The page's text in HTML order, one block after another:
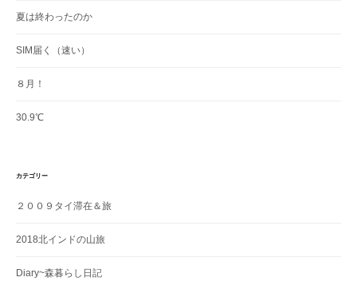
夏は終わったのか
SIM届く（速い）
８月！
30.9℃
カテゴリー
２００９タイ滞在＆旅
2018北インドの山旅
Diary~森暮らし日記